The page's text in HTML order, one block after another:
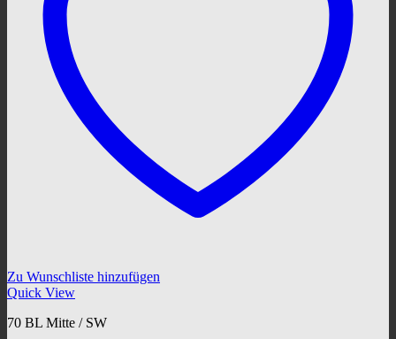
Zu Wunschliste hinzufügen
Quick View
70 BL Mitte / SW